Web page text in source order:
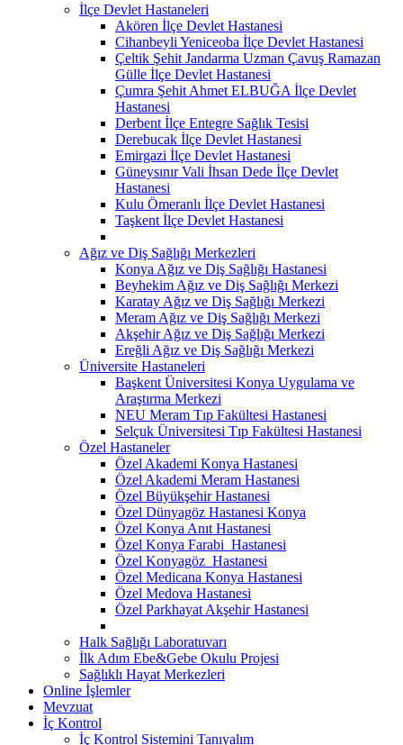
İlçe Devlet Hastaneleri
Akören İlçe Devlet Hastanesi
Cihanbeyli Yeniceoba İlçe Devlet Hastanesi
Çeltik Şehit Jandarma Uzman Çavuş Ramazan
Gülle İlçe Devlet Hastanesi
Çumra Şehit Ahmet ELBUĞA İlçe Devlet
Hastanesi
Derbent İlçe Entegre Sağlık Tesisi
Derebucak İlçe Devlet Hastanesi
Emirgazi İlçe Devlet Hastanesi
Güneysınır Vali İhsan Dede İlçe Devlet
Hastanesi
Kulu Ömeranlı İlçe Devlet Hastanesi
Taşkent İlçe Devlet Hastanesi
Ağız ve Diş Sağlığı Merkezleri
Konya Ağız ve Diş Sağlığı Hastanesi
Beyhekim Ağız ve Diş Sağlığı Merkezi
Karatay Ağız ve Diş Sağlığı Merkezi
Meram Ağız ve Diş Sağlığı Merkezi
Akşehir Ağız ve Diş Sağlığı Merkezi
Ereğli Ağız ve Diş Sağlığı Merkezi
Üniversite Hastaneleri
Başkent Üniversitesi Konya Uygulama ve
Araştırma Merkezi
NEU Meram Tıp Fakültesi Hastanesi
Selçuk Üniversitesi Tıp Fakültesi Hastanesi
Özel Hastaneler
Özel Akademi Konya Hastanesi
Özel Akademi Meram Hastanesi
Özel Büyükşehir Hastanesi
Özel Dünyagöz Hastanesi Konya
Özel Konya Anıt Hastanesi
Özel Konya Farabi Hastanesi
Özel Konyagöz Hastanesi
Özel Medicana Konya Hastanesi
Özel Medova Hastanesi
Özel Parkhayat Akşehir Hastanesi
Halk Sağlığı Laboratuvarı
İlk Adım Ebe&Gebe Okulu Projesi
Sağlıklı Hayat Merkezleri
Online İşlemler
Mevzuat
İç Kontrol
İç Kontrol Sistemini Tanıyalım